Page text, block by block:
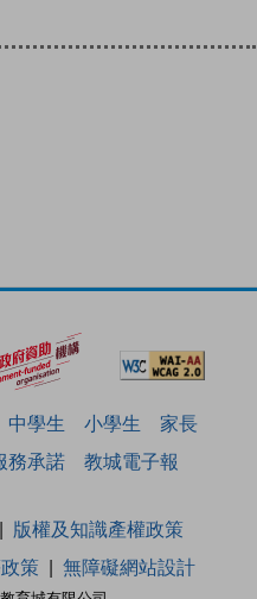
中學生 小學生
家長
務承諾 教城電子報
版權及知識產權政策
策 無障礙網站設計